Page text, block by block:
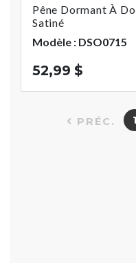
Pêne Dormant À
Satiné
Modèle : DSO0715
52,99 $
PRÉC. 1